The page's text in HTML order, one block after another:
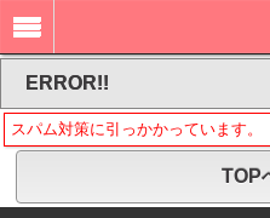
ERROR!!
スパム対策に引っかかっています。
TOP